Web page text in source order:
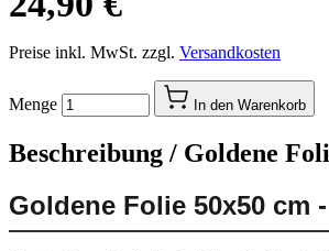
Preise inkl. MwSt. zzgl. Versandkosten
Menge In den Warenkorb
Beschreibung / Goldene
Goldene Folie 50x50 cm